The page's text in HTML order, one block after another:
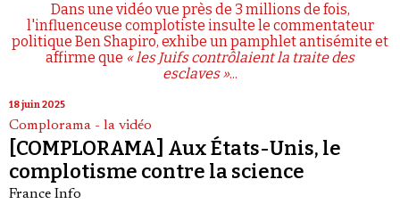
Dans une vidéo vue près de 3 millions de fois,
l'influenceuse complotiste insulte le commentateur
politique Ben Shapiro, exhibe un pamphlet antisémite et
affirme que « les Juifs contrôlaient la traite des
esclaves »...
18 juin 2025
Complorama - la vidéo
[COMPLORAMA] Aux États-Unis, le
complotisme contre la science
France Info